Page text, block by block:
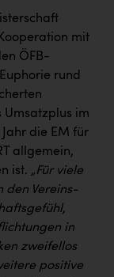
mit
ÖFB-
rund
Umsatzplus im
die EM für
allgemein,
ist. „Für viele
den Vereins-
in
zweifellos
positive